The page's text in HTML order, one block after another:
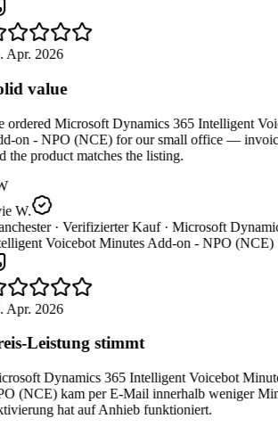
Apr. 2026
value
ordered Microsoft Dynamics 365 Intelligent
on - NPO (NCE) for our small office —
the product matches the listing.
W.
· Verifizierter Kauf · Microsoft
Voicebot Minutes Add-on - NPO (NCE)
Apr. 2026
Leistung stimmt
Dynamics 365 Intelligent Voicebot
(NCE) kam per E-Mail innerhalb weniger
hat auf Anhieb funktioniert.